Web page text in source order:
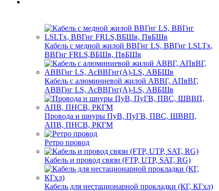
Кабель с медной жилой ВВГнг LS, ВВГнг LSLTx,
ВВГнг FRLS,ВБШв, ПвБШв
Кабель с алюминиевой жилой АВВГ, АПвВГ,
АВВГнг LS, АсВВГнг(А)-LS, АВБШв
Провода и шнуры ПуВ, ПуГВ, ПВС, ШВВП,
АПВ, ПНСВ, РКГМ
Ретро провод
Кабель и провод связи (FTP, UTP, SAT, RG)
Кабель для нестационарной прокладки (КГ, КГхл)